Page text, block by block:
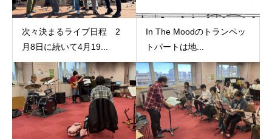
次々決まるライブ日程 2
月8日に続いて4月19...
In The Moodのトランペッ
トパートは地...